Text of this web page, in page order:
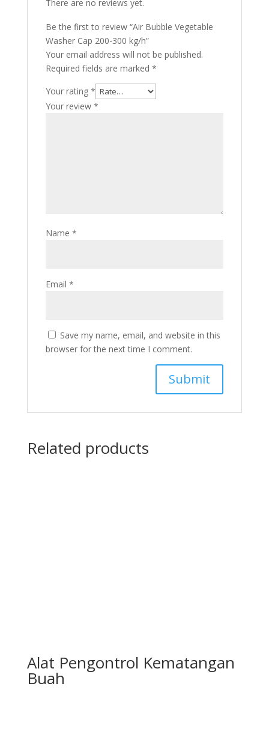
There are no reviews yet.
Be the first to review “Air Bubble Vegetable
Washer Cap 200-300 kg/h”
Your email address will not be published.
Required fields are marked *
Your rating *
Your review *
Name *
Email *
Save my name, email, and website in this
browser for the next time I comment.
Related products
Alat Pengontrol Kematangan
Buah